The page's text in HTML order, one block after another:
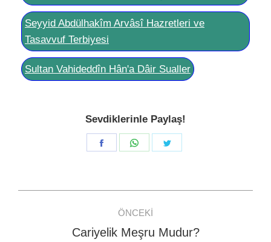
Seyyid Abdülhakîm Arvâsî Hazretleri ve
Tasavvuf Terbiyesi
Sultan Vahideddîn Hân'a Dâir Sualler
Sevdiklerinle Paylaş!
Share
Share
navigation
ÖNCEKI
Previous
Cariyelik Meşru Mudur?